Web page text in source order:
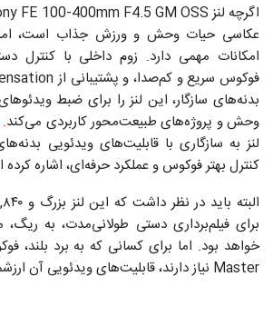
عکاسی حیات وحش و ورزش جذاب است، اما
امکانات مهمی دارد. زوم داخلی با کنترل
بدنه‌های سازگار، این لنز را برای ضبط
وحش و پروژه‌های طبیعت‌محور کاربردی می‌کند.
لنز به سازگاری با قابلیت‌های ویدئویی
کنترل بهتر فوکوس و عملکرد حرفه‌ای، اشاره
برای فیلم‌برداری دستی طولانی‌مدت، به ریگ،
Master نیاز دارند، قابلیت‌های ویدئویی آن ارزشمند است.